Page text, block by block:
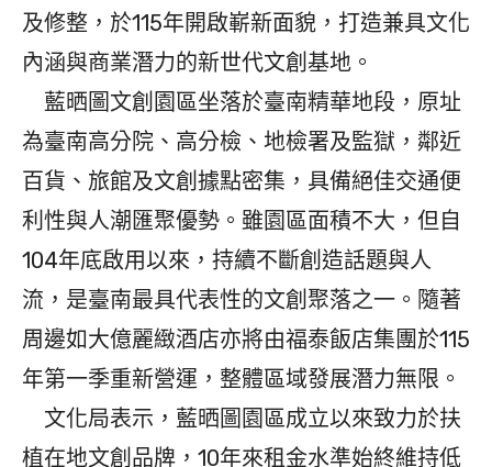
及修整，於115年開啟嶄新面貌，打造兼具文化
內涵與商業潛力的新世代文創基地。
藍晒圖文創園區坐落於臺南精華地段，原址
為臺南高分院、高分檢、地檢署及監獄，鄰近
百貨、旅館及文創據點密集，具備絕佳交通便
利性與人潮匯聚優勢。雖園區面積不大，但自
104年底啟用以來，持續不斷創造話題與人
流，是臺南最具代表性的文創聚落之一。隨著
周邊如大億麗緻酒店亦將由福泰飯店集團於115
年第一季重新營運，整體區域發展潛力無限。
文化局表示，藍晒圖園區成立以來致力於扶
植在地文創品牌，10年來租金水準始終維持低